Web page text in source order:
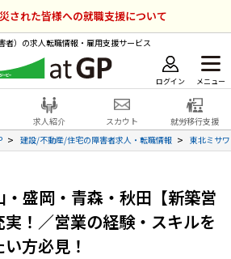
された皆様への就職支援について
者）の求人転職情報・雇用支援サービス
ログイン メニュー
求人紹介 スカウト
就労移行支援
建設/不動産/住宅の障害者求人・転職情報 東北ミサ
盛岡・青森・秋田【新築営
！／営業の経験・スキルを
方必見！
雇用のアットジーピー
スラインナップ
サービス
会員登録 無料